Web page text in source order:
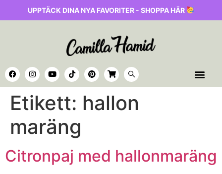
UPPTÄCK DINA NYA FAVORITER - SHOPPA HÄR
Etikett: hallon
maräng
Citronpaj med hallonmaräng